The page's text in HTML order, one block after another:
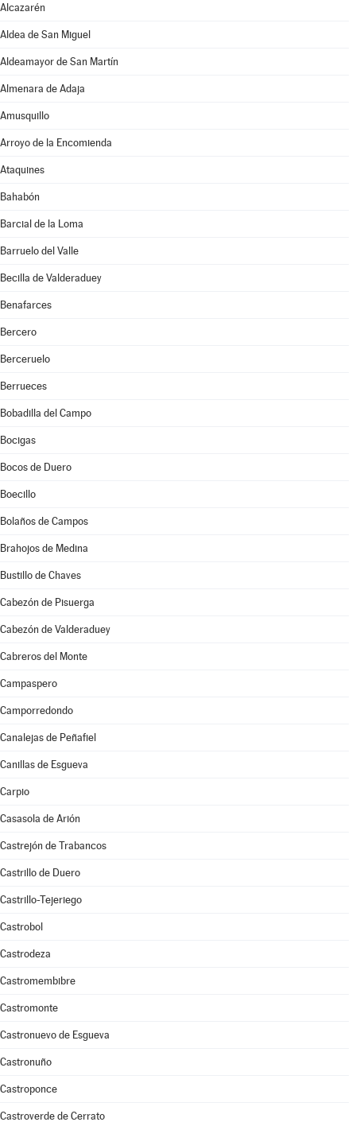
Alcazarén
Aldea de San Miguel
Aldeamayor de San Martín
Almenara de Adaja
Amusquillo
Arroyo de la Encomienda
Ataquines
Bahabón
Barcial de la Loma
Barruelo del Valle
Becilla de Valderaduey
Benafarces
Bercero
Berceruelo
Berrueces
Bobadilla del Campo
Bocigas
Bocos de Duero
Boecillo
Bolaños de Campos
Brahojos de Medina
Bustillo de Chaves
Cabezón de Pisuerga
Cabezón de Valderaduey
Cabreros del Monte
Campaspero
Camporredondo
Canalejas de Peñafiel
Canillas de Esgueva
Carpio
Casasola de Arión
Castrejón de Trabancos
Castrillo de Duero
Castrillo-Tejeriego
Castrobol
Castrodeza
Castromembibre
Castromonte
Castronuevo de Esgueva
Castronuño
Castroponce
Castroverde de Cerrato